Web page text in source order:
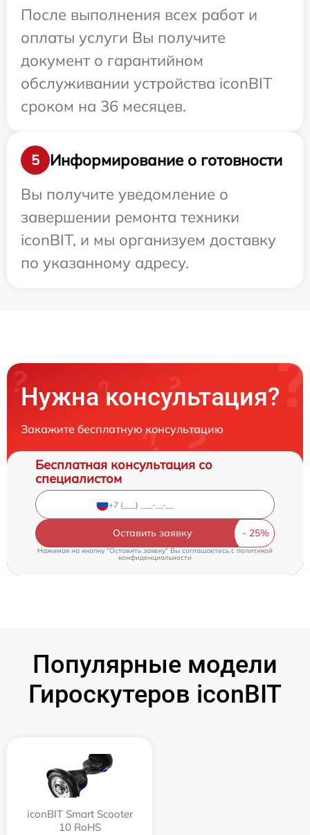
После выполнения всех работ и
оплаты услуги Вы получите
документ о гарантийном
обслуживании устройства iconBIT
сроком на 36 месяцев.
5
Информирование о готовности
Вы получите уведомление о
завершении ремонта техники
iconBIT, и мы организуем доставку
по указанному адресу.
Нужна консультация?
Закажите бесплатную консультацию
Бесплатная консультация со
специалистом
Оставить заявку
Нажимая на кнопку "Оставить заявку" Вы соглашаетесь c политикой
конфиденциальности
Популярные модели
Гироскутеров iconBIT
iconBIT Smart Scooter
10 RoHS